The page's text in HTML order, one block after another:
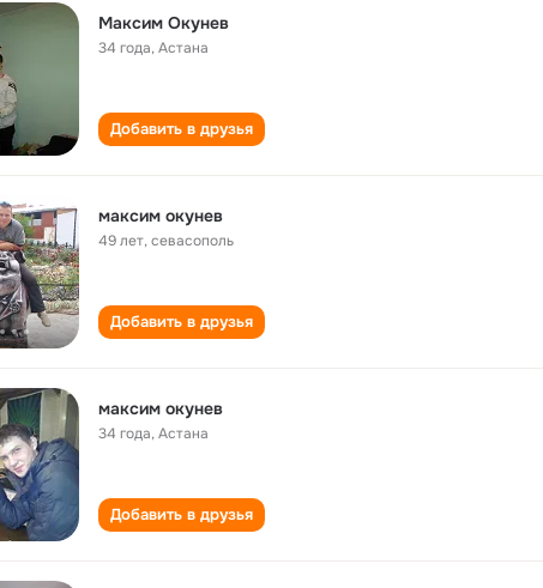
Максим Окунев
34 года,Астана
Добавить в друзья
максим окунев
49 лет,севасополь
Добавить в друзья
максим окунев
34 года,Астана
Добавить в друзья